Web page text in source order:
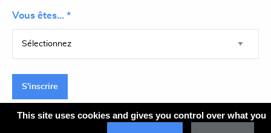
Vous êtes... *
S'inscrire
This site uses cookies and gives you control over what you